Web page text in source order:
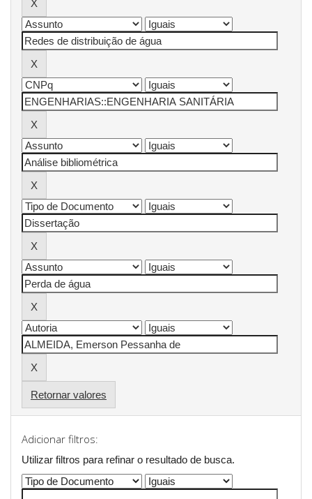
Retornar valores
Adicionar filtros:
Utilizar filtros para refinar o resultado de busca.